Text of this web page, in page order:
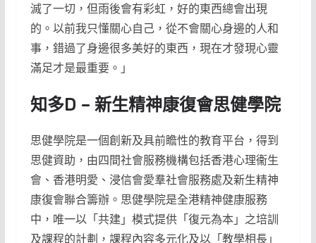
滅了一切，但雨後會有彩虹，好的東西總會出現
的。以前我只懂關心自己，從不會關心身邊的人和
事，錯過了身邊很多美好的東西，現在才發現心靈
滿足才是最重要。」
知多D – 新生精神康復會思健學院
思健學院是一個創新及具前瞻性的教育平台，得到
思健資助，由四間社會服務機構包括香港心理衞生
會、香港明愛、浸信會愛羣社會服務處及新生精神
康復會聯合籌辦。思健學院是全港精神健康服務
中，唯一以「共建」模式提供「復元為本」之培訓
及課程的計劃，課程內容多元化及以「教學相長」